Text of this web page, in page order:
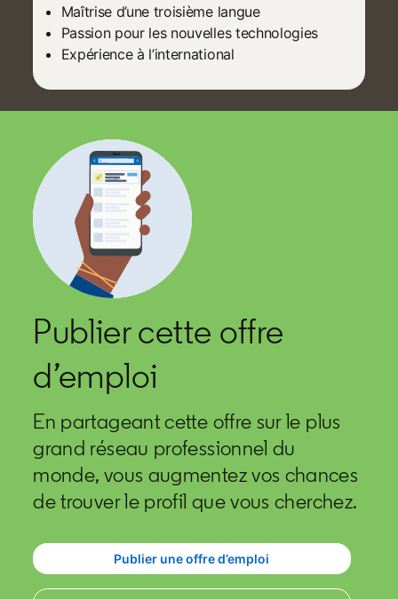
Maîtrise d’une troisième langue
Passion pour les nouvelles technologies
Expérience à l’international
Publier cette offre
d’emploi
En partageant cette offre sur le plus
grand réseau professionnel du
monde, vous augmentez vos chances
de trouver le profil que vous cherchez.
Publier une offre d’emploi
opens in a new tab